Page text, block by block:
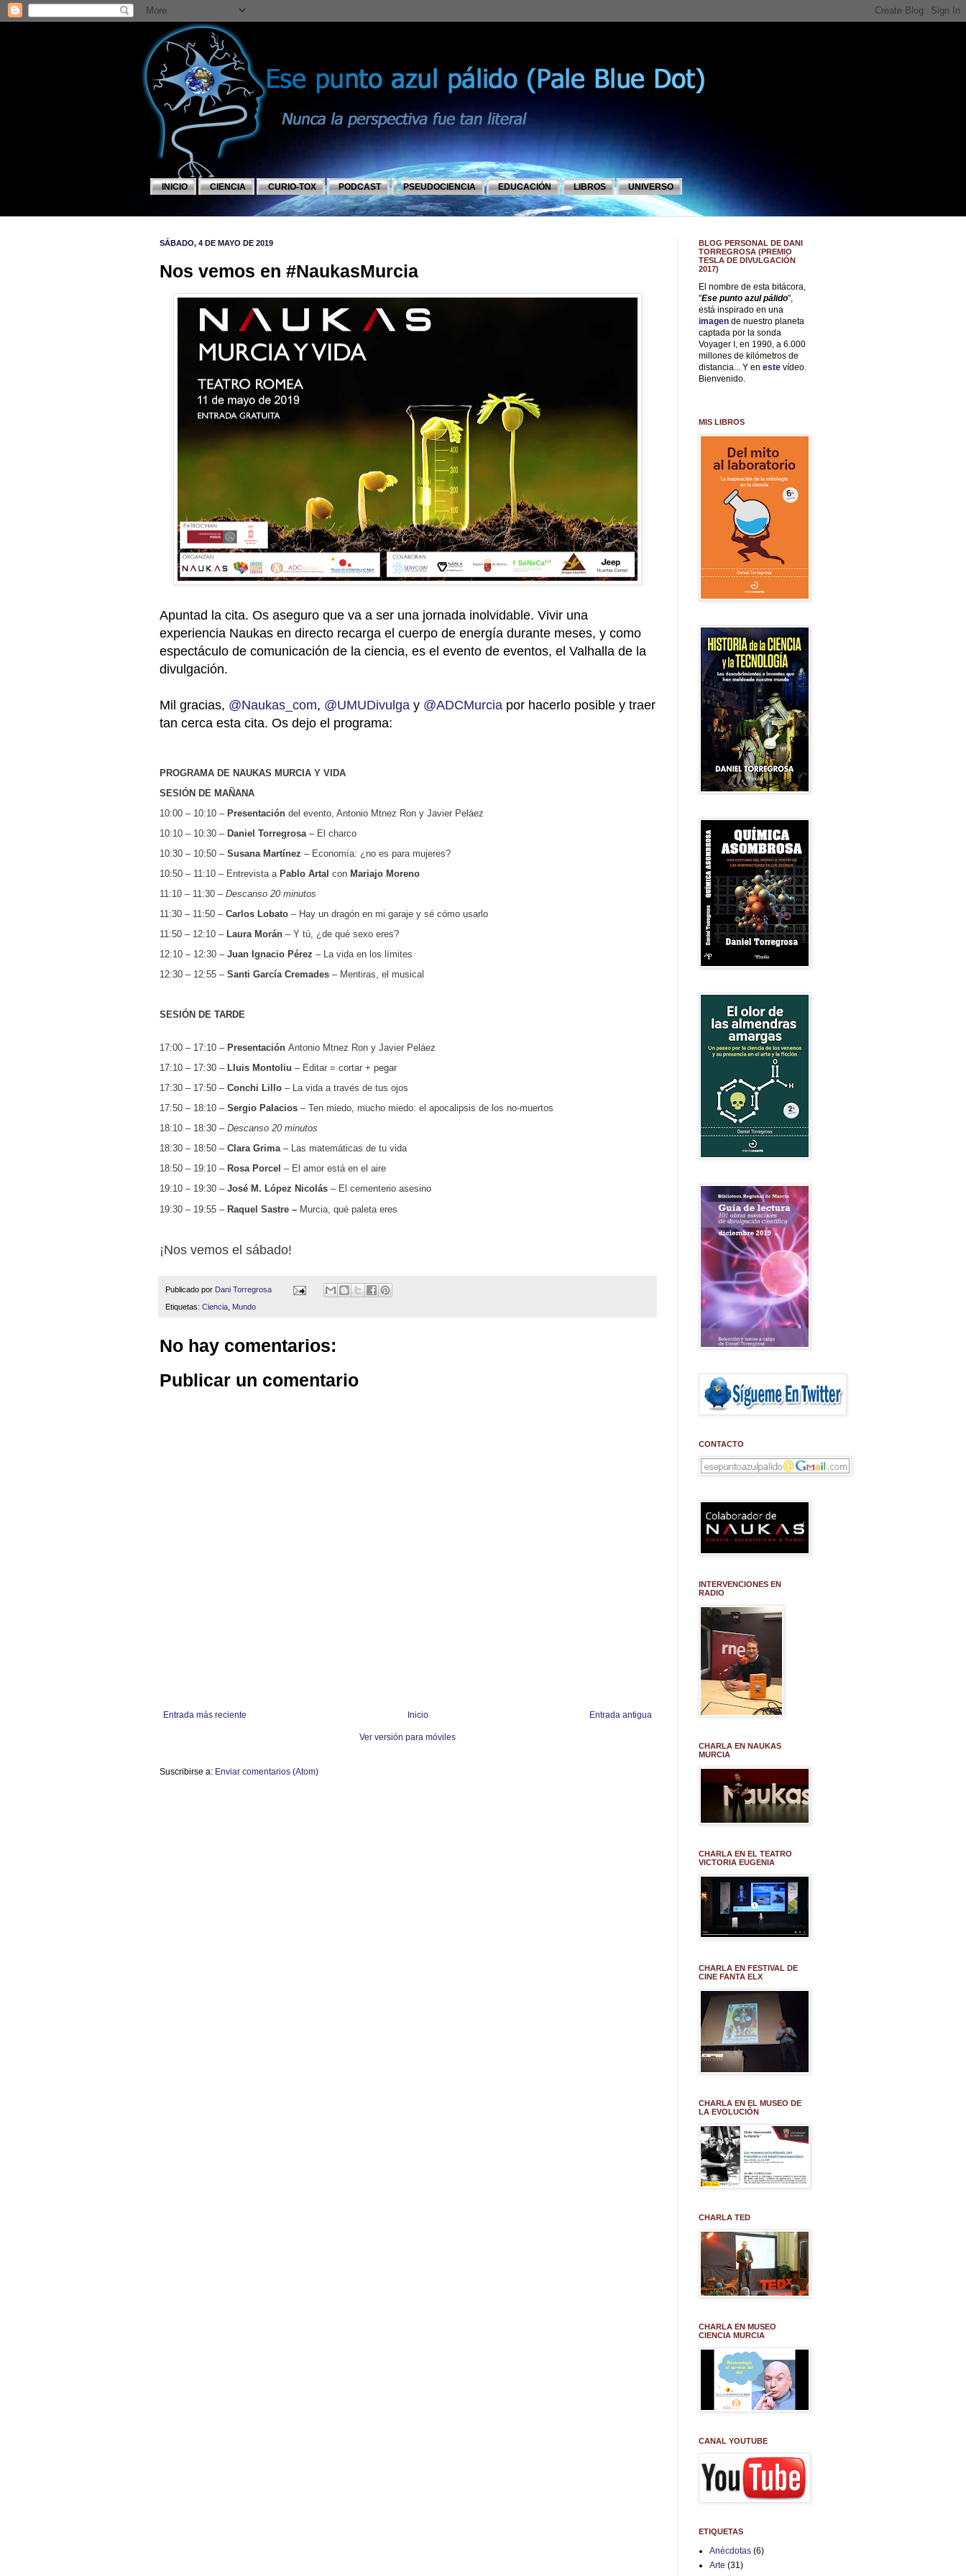
INICIO CIENCIA CURIO-TOX PODCAST PSEUDOCIENCIA EDUCACIÓN LIBROS UNIVERSO
SÁBADO, 4 DE MAYO DE 2019
Nos vemos en #NaukasMurcia
Apuntad la cita. Os aseguro que va a ser una jornada inolvidable. Vivir una
experiencia Naukas en directo recarga el cuerpo de energía durante meses, y como
espectáculo de comunicación de la ciencia, es el evento de eventos, el Valhalla de la
divulgación.
Mil gracias, @Naukas_com, @UMUDivulga y @ADCMurcia por hacerlo posible y traer
tan cerca esta cita. Os dejo el programa:
PROGRAMA DE NAUKAS MURCIA Y VIDA
SESIÓN DE MAÑANA
10:00 – 10:10 – Presentación del evento, Antonio Mtnez Ron y Javier Peláez
10:10 – 10:30 – Daniel Torregrosa – El charco
10:30 – 10:50 – Susana Martínez – Economía: ¿no es para mujeres?
10:50 – 11:10 – Entrevista a Pablo Artal con Mariajo Moreno
11:10 – 11:30 – Descanso 20 minutos
11:30 – 11:50 – Carlos Lobato – Hay un dragón en mi garaje y sé cómo usarlo
11:50 – 12:10 – Laura Morán – Y tú, ¿de qué sexo eres?
12:10 – 12:30 – Juan Ignacio Pérez – La vida en los límites
12:30 – 12:55 – Santi García Cremades – Mentiras, el musical
SESIÓN DE TARDE
17:00 – 17:10 – Presentación Antonio Mtnez Ron y Javier Peláez
17:10 – 17:30 – Lluis Montoliu – Editar = cortar + pegar
17:30 – 17:50 – Conchi Lillo – La vida a través de tus ojos
17:50 – 18:10 – Sergio Palacios – Ten miedo, mucho miedo: el apocalipsis de los no-muertos
18:10 – 18:30 – Descanso 20 minutos
18:30 – 18:50 – Clara Grima – Las matemáticas de tu vida
18:50 – 19:10 – Rosa Porcel – El amor está en el aire
19:10 – 19:30 – José M. López Nicolás – El cementerio asesino
19:30 – 19:55 – Raquel Sastre – Murcia, qué paleta eres
¡Nos vemos el sábado!
Publicado por Dani Torregrosa
Etiquetas: Ciencia Mundo
No hay comentarios:
Publicar un comentario
Entrada más reciente Entrada antigua
Inicio
Ver versión para móviles
Suscribirse a: Enviar comentarios (Atom)
BLOG PERSONAL DE DANI
TORREGROSA (PREMIO
TESLA DE DIVULGACIÓN
2017)
El nombre de esta bitácora,
"Ese punto azul pálido",
está inspirado en una
imagen de nuestro planeta
captada por la sonda
Voyager I, en 1990, a 6.000
millones de kilómetros de
distancia... Y en este vídeo.
Bienvenido.
MIS LIBROS
CONTACTO
INTERVENCIONES EN
RADIO
CHARLA EN NAUKAS
MURCIA
CHARLA EN EL TEATRO
VICTORIA EUGENIA
CHARLA EN FESTIVAL DE
CINE FANTA ELX
CHARLA EN EL MUSEO DE
LA EVOLUCIÓN
CHARLA TED
CHARLA EN MUSEO
CIENCIA MURCIA
CANAL YOUTUBE
ETIQUETAS
Anécdotas (6)
Arte (31)